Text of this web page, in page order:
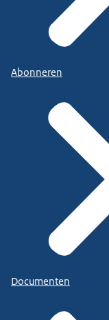
Abonneren
Documenten